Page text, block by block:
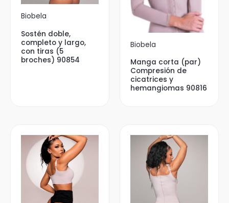
Biobela
Sostén doble,
completo y largo,
con tiras (5
broches) 90854
Biobela
Manga corta (par)
Compresión de
cicatrices y
hemangiomas 90816